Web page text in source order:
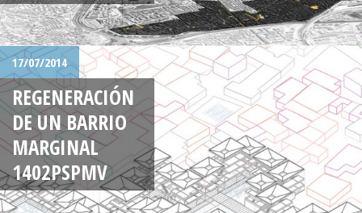
17/07/2014
REGENERACIÓN
DE UN BARRIO
MARGINAL
1402PSPMV